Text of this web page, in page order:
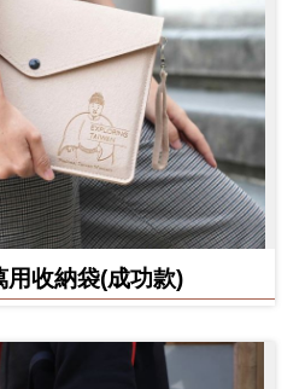
用收納袋(成功款)